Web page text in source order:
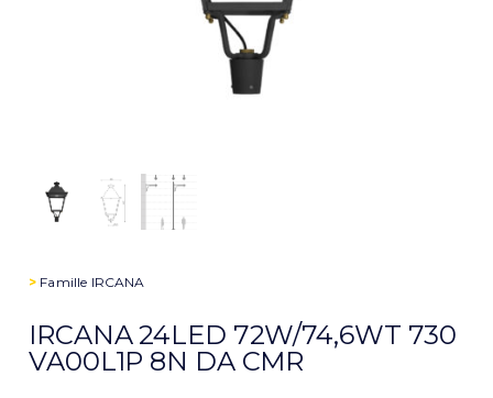
> Famille IRCANA
IRCANA 24LED 72W/74,6WT 730
VA00L1P 8N DA CMR